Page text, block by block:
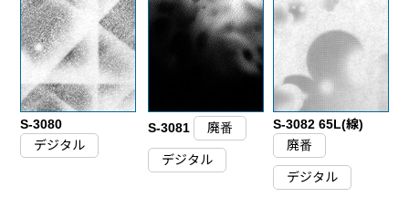
S-3080
デジタル
S-3081 廃番
デジタル
S-3082 65L(線)
廃番
デジタル